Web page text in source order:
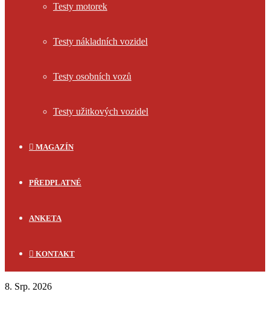
Testy motorek
Testy nákladních vozidel
Testy osobních vozů
Testy užitkových vozidel
MAGAZÍN
PŘEDPLATNÉ
ANKETA
KONTAKT
8. Srp. 2026